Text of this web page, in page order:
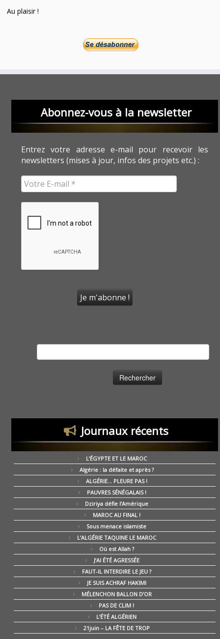
Au plaisir !
Abonnez-vous à la newsletter
Entrez votre adresse e-mail pour recevoir les
newsletters (mises à jour, infos des projets etc.) :
Journaux récents
L’ÉGYPTE ET LE MAROC
Algérie : la défaite et après ?
ALGÉRIE… PLEURE PAS !
PAUVRES SÉNÉGALAIS !
Dziriya défie l’Amérique
MAROC AU FINAL !
Sous menace islamiste
L’ALGÉRIE TAQUINE LE MAROC
Où est Allah ?
J’AI ÉTÉ AGRESSÉE
FAUT-IL INTERDIRE LE JEU ?
JE SUIS ACHRAF HAKIMI
MÉLENCHON BALLON D’OR
PAS DE CLIM !
L’ÉTÉ ALGÉRIEN
21juin – LA FÊTE DE TROP